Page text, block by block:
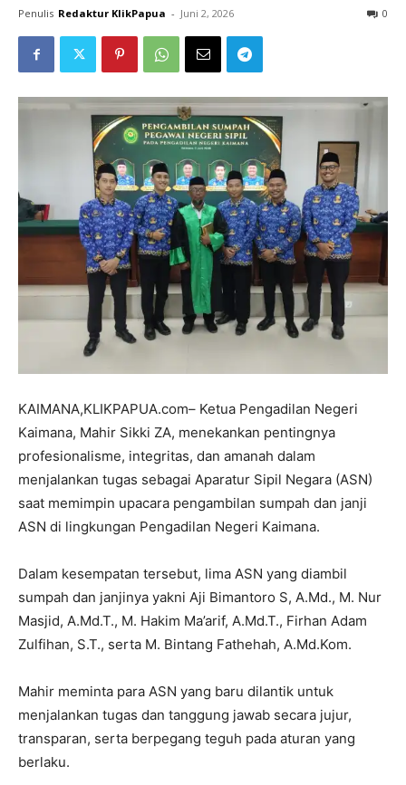
Penulis Redaktur KlikPapua - Juni 2, 2026 0
KAIMANA,KLIKPAPUA.com– Ketua Pengadilan Negeri
Kaimana, Mahir Sikki ZA, menekankan pentingnya
profesionalisme, integritas, dan amanah dalam
menjalankan tugas sebagai Aparatur Sipil Negara (ASN)
saat memimpin upacara pengambilan sumpah dan janji
ASN di lingkungan Pengadilan Negeri Kaimana.
Dalam kesempatan tersebut, lima ASN yang diambil
sumpah dan janjinya yakni Aji Bimantoro S, A.Md., M. Nur
Masjid, A.Md.T., M. Hakim Ma’arif, A.Md.T., Firhan Adam
Zulfihan, S.T., serta M. Bintang Fathehah, A.Md.Kom.
Mahir meminta para ASN yang baru dilantik untuk
menjalankan tugas dan tanggung jawab secara jujur,
transparan, serta berpegang teguh pada aturan yang
berlaku.